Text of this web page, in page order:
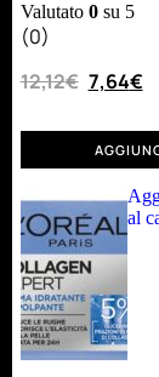
Valutato 0su 5
(0)
12,12€ 7,64€
al